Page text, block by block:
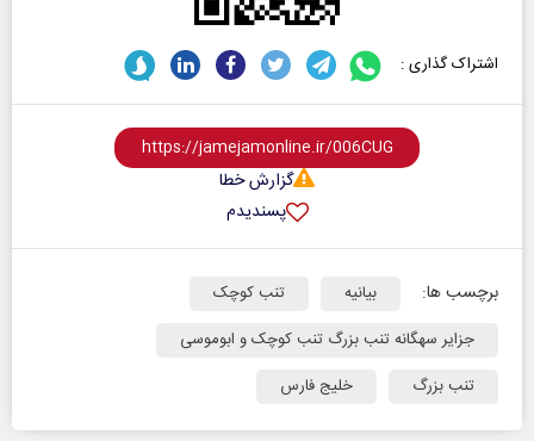
اشتراک گذاری :
گزارش خطا
پسندیدم
برچسب ها: بیانیه
تنب کوچک
جزایر سهگانه تنب بزرگ تنب کوچک و ابوموسی
تنب بزرگ
خلیج فارس